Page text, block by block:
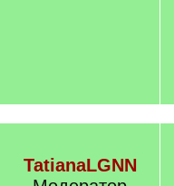
TatianaLGNN